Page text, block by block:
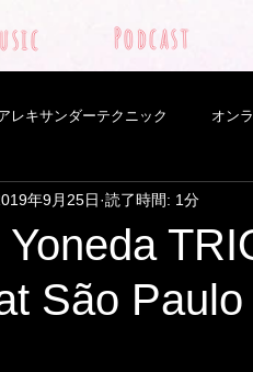
Podcast
レキサンダーテクニック オン
カ choro aula piano lesson
musician yoga サイコ
Yoneda
São
年9月25日 読了時間: 1分